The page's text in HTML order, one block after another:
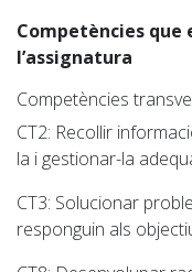
Competències que
l’assignatura
Competències
CT2: Recollir
la i gestionar-la
CT3: Solucionar
responguin als